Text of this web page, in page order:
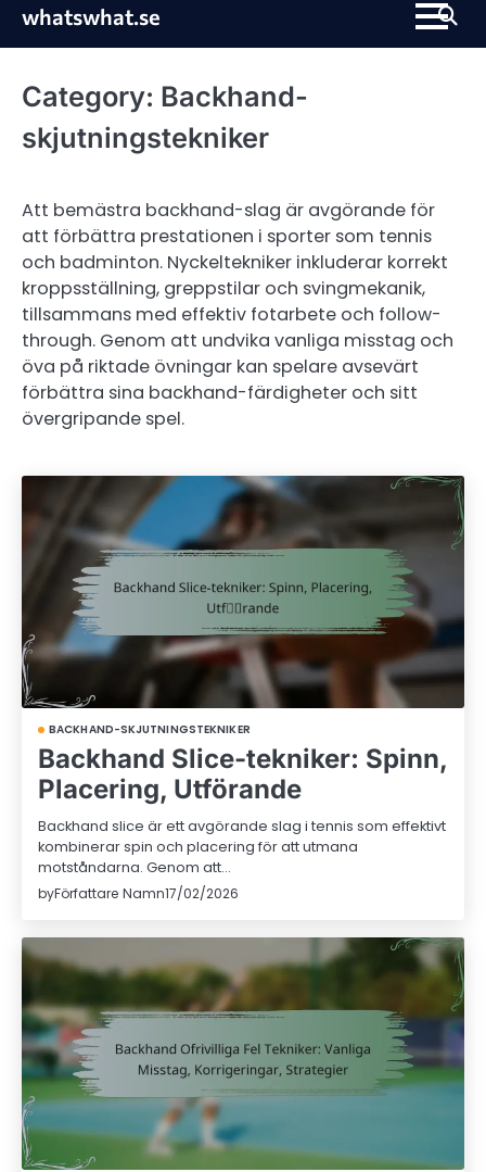
Skipwhatswhat.se
Category: Backhand-
skjutningstekniker
Att bemästra backhand-slag är avgörande för
att förbättra prestationen i sporter som tennis
och badminton. Nyckeltekniker inkluderar korrekt
kroppsställning, greppstilar och svingmekanik,
tillsammans med effektiv fotarbete och follow-
through. Genom att undvika vanliga misstag och
öva på riktade övningar kan spelare avsevärt
förbättra sina backhand-färdigheter och sitt
övergripande spel.
BACKHAND-SKJUTNINGSTEKNIKER
Backhand Slice-tekniker: Spinn,
Placering, Utförande
Backhand slice är ett avgörande slag i tennis som effektivt
kombinerar spin och placering för att utmana
motståndarna. Genom att…
byFörfattare Namn17/02/2026